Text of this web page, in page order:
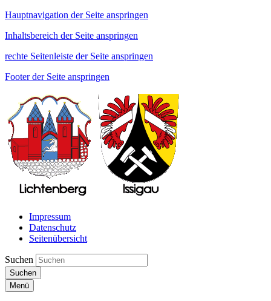
Hauptnavigation der Seite anspringen
Inhaltsbereich der Seite anspringen
rechte Seitenleiste der Seite anspringen
Footer der Seite anspringen
Impressum
Datenschutz
Seitenübersicht
Suchen
Suchen
Menü